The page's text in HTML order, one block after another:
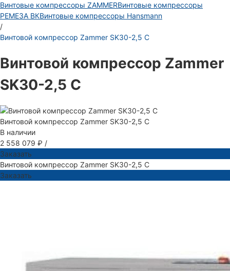
Винтовые компрессоры ZAMMERВинтовые компрессоры
РЕМЕЗА ВКВинтовые компрессоры Hansmann
/
Винтовой компрессор Zammer SK30-2,5 C
Винтовой компрессор Zammer
SK30-2,5 C
Винтовой компрессор Zammer SK30-2,5 C
В наличии
2 558 079 ₽ /
Заказать
Винтовой компрессор Zammer SK30-2,5 C
Заказать